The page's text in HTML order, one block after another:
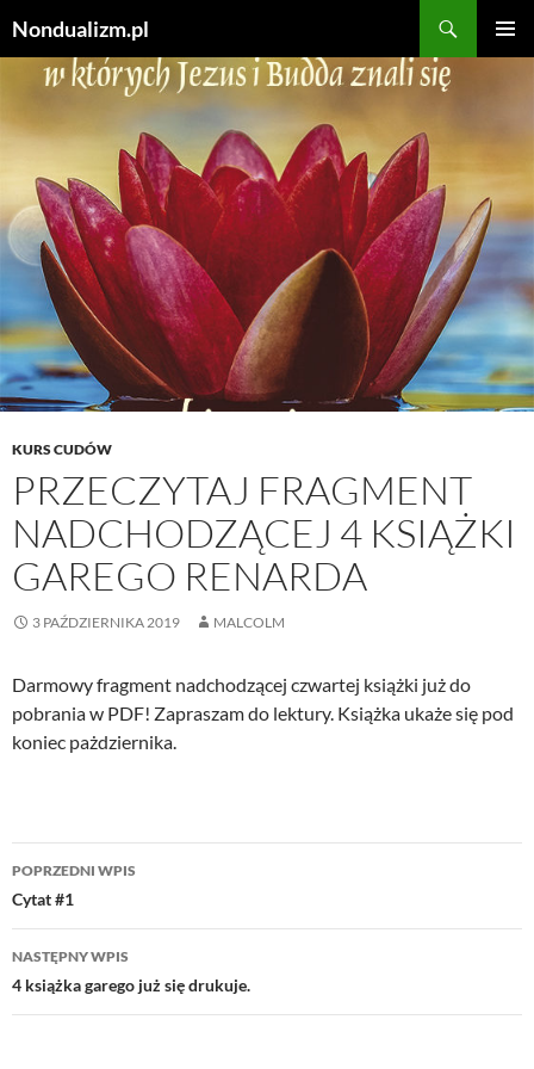
Nondualizm.pl
KURS CUDÓW
PRZECZYTAJ FRAGMENT
NADCHODZĄCEJ 4 KSIĄŻKI
GAREGO RENARDA
3 PAŹDZIERNIKA 2019 MALCOLM
Darmowy fragment nadchodzącej czwartej książki już do
pobrania w PDF! Zapraszam do lektury. Książka ukaże się pod
koniec pażdziernika.
Nawigacja
wpisu
POPRZEDNI WPIS
Cytat #1
NASTĘPNY WPIS
4 książka garego już się drukuje.